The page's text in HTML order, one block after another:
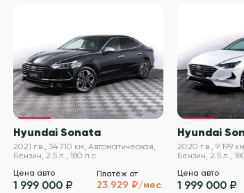
VIN проверен
Hyundai Sonata
2021 г.в., 34 710 км, Автоматическая,
Бензин, 2.5 л., 180 л.с.
Цена авто
1 999 000 ₽
Платёж от
23 929 ₽/мес.
Hyundai
2020 г.в., 9 199
Бензин, 2.5 л.,
Цена авто
1 999 000 ₽